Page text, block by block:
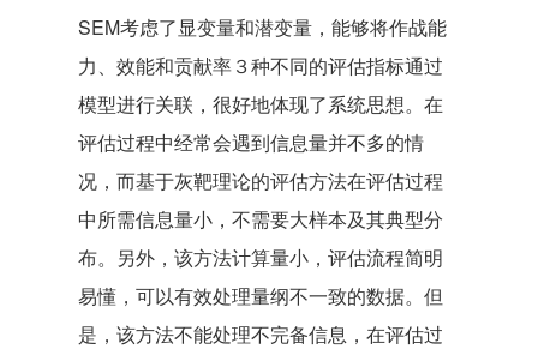
SEM考虑了显变量和潜变量，能够将作战能
力、效能和贡献率３种不同的评估指标通过
模型进行关联，很好地体现了系统思想。在
评估过程中经常会遇到信息量并不多的情
况，而基于灰靶理论的评估方法在评估过程
中所需信息量小，不需要大样本及其典型分
布。另外，该方法计算量小，评估流程简明
易懂，可以有效处理量纲不一致的数据。但
是，该方法不能处理不完备信息，在评估过